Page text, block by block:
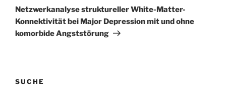
Beitrag
Netzwerkanalyse struktureller White-Matter-
Konnektivität bei Major Depression mit und ohne
komorbide Angststörung
SUCHE